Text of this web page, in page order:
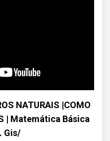
NATURAIS |COMO
| Matemática Básica
Gis/